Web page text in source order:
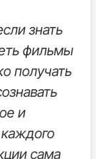
знать
фильмы
получать
и
сама